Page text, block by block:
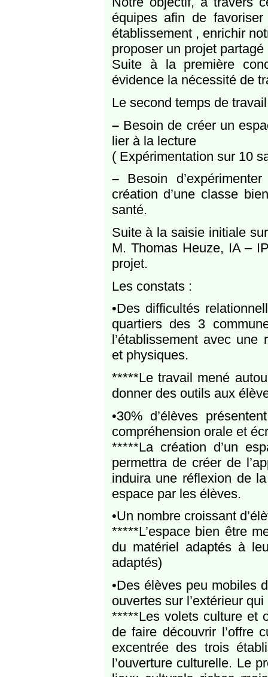
équipes afin de
établissement , enrichir
proposer un projet partagé
Suite à la première
évidence la nécessité de
Le second temps de
–Besoin de créer un
lier à la lecture
( Expérimentation sur 10
–Besoin
création d’une classe
santé.
Suite à la saisie initiale
M. Thomas Heuze, IA –
projet.
Les constats :
•Des difficultés
quartiers des 3
l’établissement avec
et physiques.
*****Le travail mené
donner des outils aux
•30% d’élèves
compréhension orale et
*****La création d’un
permettra de créer de
induira une réflexion de
espace par les élèves.
•Un nombre croissant
*****L’espace bien être
du matériel adaptés à
adaptés)
•Des élèves peu mobiles
ouvertes sur l’extérieur
*****Les volets culture et
de faire découvrir l’offre
excentrée des trois
l’ouverture culturelle. Le